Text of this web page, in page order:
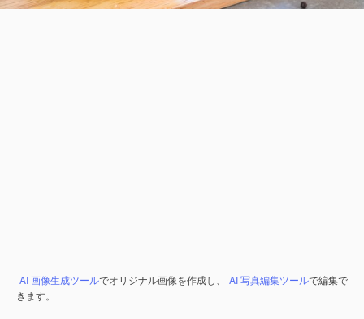
AI 画像生成ツールでオリジナル画像を作成し、 AI 写真編集ツールで編集で
きます。